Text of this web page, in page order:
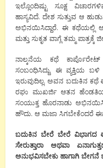
ಇಲ್ಲೊಂದಿಷ್ಟು ಸೂಕ್ಷ
ಹಾಸ್ಯವಿದೆ. ದೇಶ ಸುತ್ತುವ ಆ
ಅಭಿನಯಿಸಿದ್ದಾರೆ. ಈ ಕಥೆಯಲ್ಲಿ
ಮತ್ತು ಸುಕೃತ ವಾಗ್ಲೆ ತಮ್ಮ ಪಾತ್ರಕ್ಕೆ
ನಾಲ್ಕನೆಯ ಕಥೆ
ಸಂಬಂಧಿಸಿದ್ದು. ಈ ವ್ಯಕ್ತಿಯ ಬಳಿ
ಇರುವುದಿಲ್ಲ. ಅವನ ಬದುಕಿನ ಕಥೆ
ರಘು ಮುಖರ್ಜಿ ಆತನ
ಸಂಯುಕ್ತ ಹೊರನಾಡು
ಹೌದು. ಆ ಮಜಾ ಸಿಗಬೇಕೆಂದರೆ
ಬದುಕಿನ ಬೇರೆ ಬೇರೆ ವಿಭಾಗದ
ಸೇರುತ್ತಾರಾ ಅಥವಾ
ಅನುಭವಿಸಬೇಕು ಹಾಗಾಗಿ